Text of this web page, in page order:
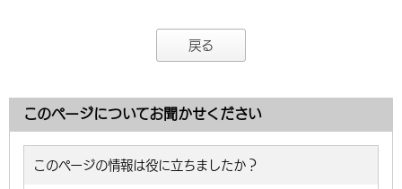
戻る
このページについてお聞かせください